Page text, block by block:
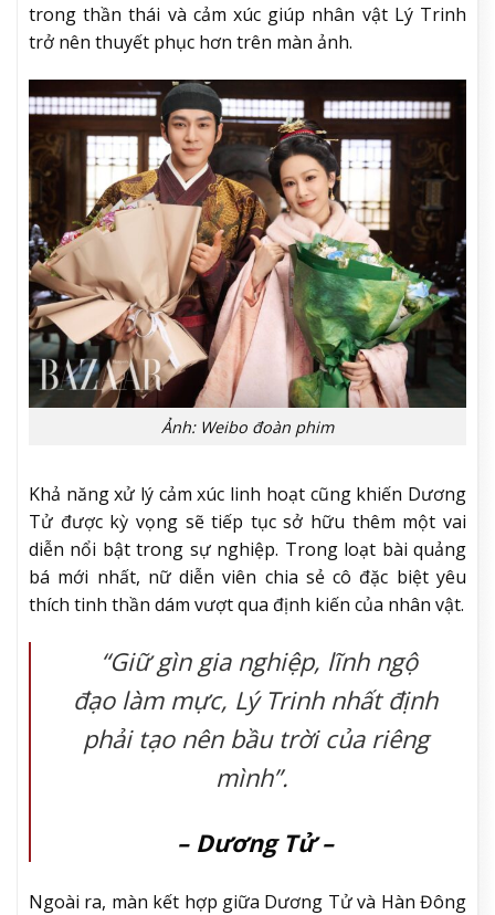
trong thần thái và cảm xúc giúp nhân vật Lý Trinh
trở nên thuyết phục hơn trên màn ảnh.
Ảnh: Weibo đoàn phim
Khả năng xử lý cảm xúc linh hoạt cũng khiến Dương
Tử được kỳ vọng sẽ tiếp tục sở hữu thêm một vai
diễn nổi bật trong sự nghiệp. Trong loạt bài quảng
bá mới nhất, nữ diễn viên chia sẻ cô đặc biệt yêu
thích tinh thần dám vượt qua định kiến của nhân vật.
“Giữ gìn gia nghiệp, lĩnh ngộ
đạo làm mực, Lý Trinh nhất định
phải tạo nên bầu trời của riêng
mình”.
– Dương Tử –
Ngoài ra, màn kết hợp giữa Dương Tử và Hàn Đông